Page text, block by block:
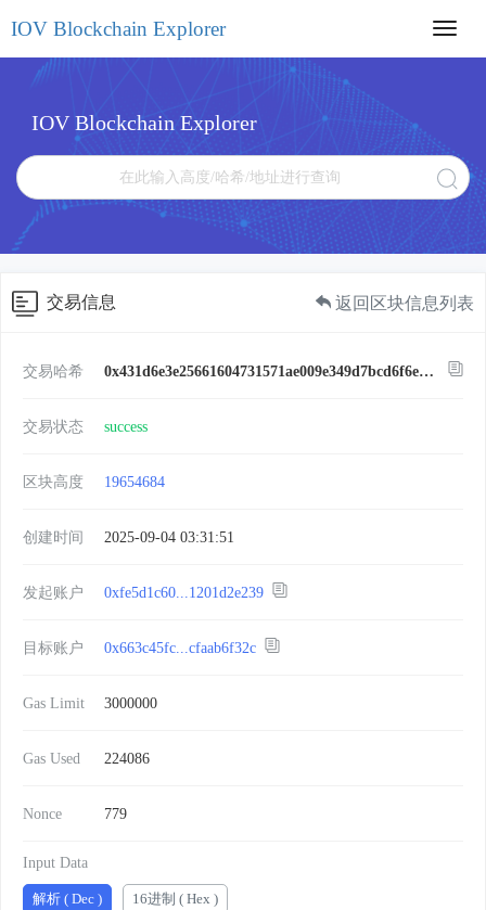
IOV Blockchain Explorer
IOV Blockchain Explorer
交易信息 返回区块信息列表
交易哈希 0x431d6e3e25661604731571ae009e349d7bcd6f6ec965329685cdcd9dc58d4f53
交易状态 success
区块高度 19654684
创建时间 2025-09-04 03:31:51
发起账户 0xfe5d1c60...1201d2e239
目标账户 0x663c45fc...cfaab6f32c
Gas Limit 3000000
Gas Used 224086
Nonce 779
Input Data
解析 ( Dec ) 16进制 ( Hex )